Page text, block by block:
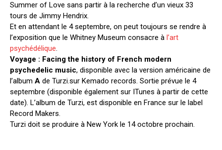
Summer of Love sans partir à la recherche d’un vieux 33
tours de Jimmy Hendrix.
Et en attendant le 4 septembre, on peut toujours se rendre à
l’exposition que le Whitney Museum consacre à l’art
psychédélique.
Voyage : Facing the history of French modern
psychedelic music, disponible avec la version américaine de
l’album A de Turzi.sur Kemado records. Sortie prévue le 4
septembre (disponible également sur ITunes à partir de cette
date). L’album de Turzi, est disponible en France sur le label
Record Makers.
Turzi doit se produire à New York le 14 octobre prochain.